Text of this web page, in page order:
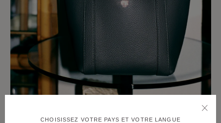
CHOISISSEZ VOTRE PAYS ET VOTRE LANGUE